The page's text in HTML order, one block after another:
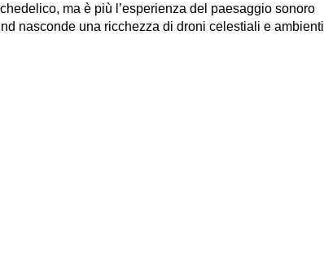
ma è più l’esperienza del paesaggio sonoro
nasconde una ricchezza di droni celestiali e ambienti